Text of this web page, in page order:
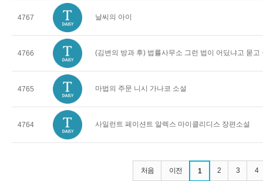
4767 날씨의 아이
4766 (김변의 방과 후) 법률사무소 그런 법이 어딨냐고 묻고
4765 마법의 주문 니시 가나코 소설
4764 사일런트 페이션트 알렉스 마이클리디스 장편소설
처음 이전 1 2 3 4